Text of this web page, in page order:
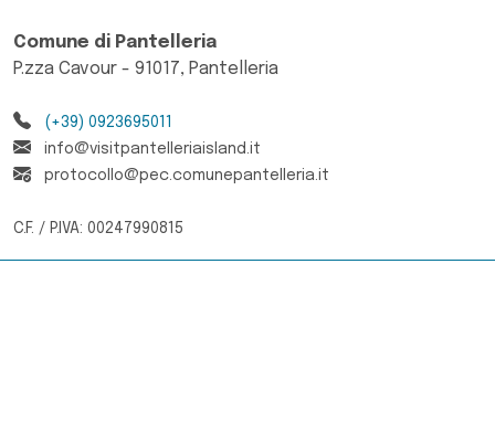
Comune di Pantelleria
P.zza Cavour - 91017, Pantelleria
(+39) 0923695011
info@visitpantelleriaisland.it
protocollo@pec.comunepantelleria.it
C.F. / P.IVA: 00247990815